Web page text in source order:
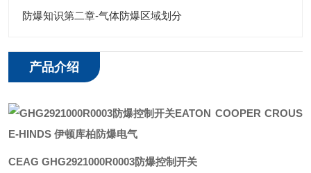
防爆知识第二章-气体防爆区域划分
产品介绍
EATON COOPER CROUS
E-HINDS 伊顿库柏防爆电气
CEAG GHG2921000R0003防爆控制开关